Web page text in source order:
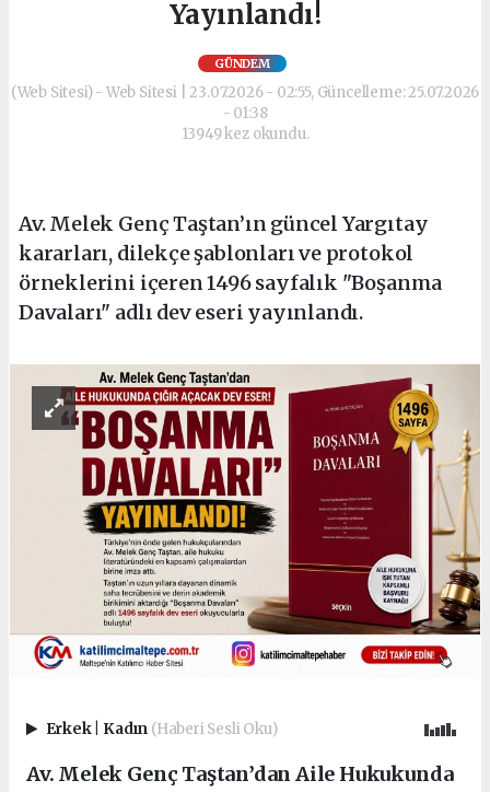
Yayınlandı!
GÜNDEM
(Web Sitesi) - Web Sitesi | 23.07.2026 - 02:55, Güncelleme: 25.07.2026
- 01:38
13949 kez okundu.
Av. Melek Genç Taştan’ın güncel Yargıtay
kararları, dilekçe şablonları ve protokol
örneklerini içeren 1496 sayfalık "Boşanma
Davaları" adlı dev eseri yayınlandı.
Erkek Kadın (Haberi Sesli Oku)
Av. Melek Genç Taştan’dan Aile Hukukunda